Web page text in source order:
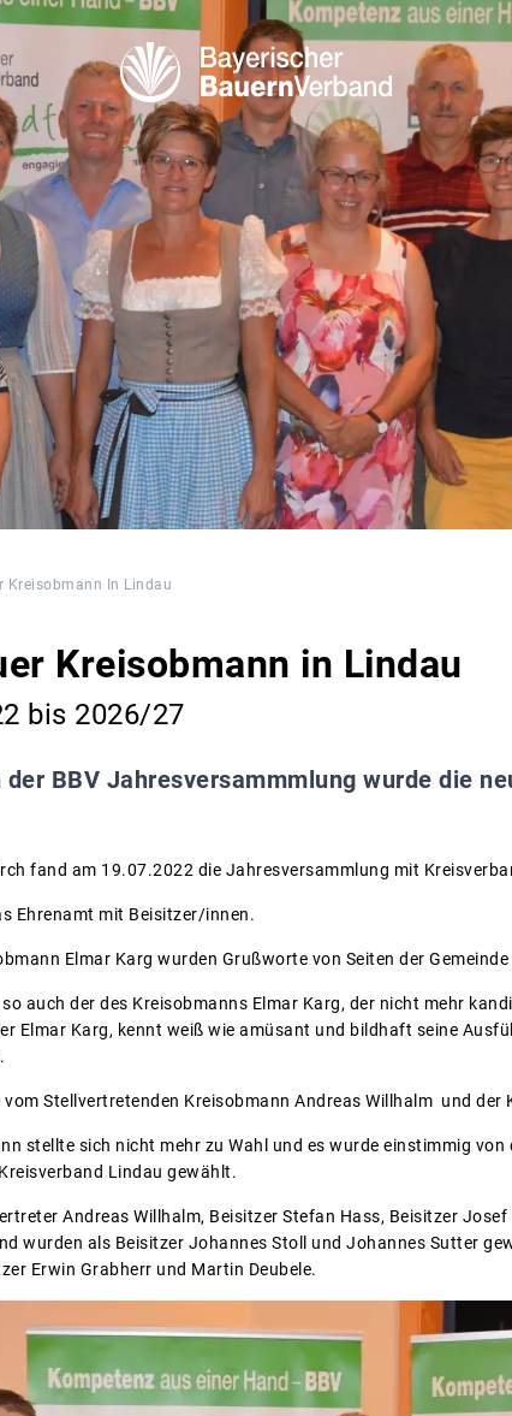
Kreisobmann In Lindau
Kreisobmann in Lindau
bis 2026/27
der BBV Jahresversammmlung wurde die
fand am 19.07.2022 die Jahresversammlung mit
Ehrenamt mit Beisitzer/innen.
Elmar Karg wurden Grußworte von Seiten der
auch der des Kreisobmanns Elmar Karg, der nicht mehr
Elmar Karg, kennt weiß wie amüsant und bildhaft seine
Stellvertretenden Kreisobmann Andreas Willhalm und der
stellte sich nicht mehr zu Wahl und es wurde einstimmig von
Lindau gewählt.
Andreas Willhalm, Beisitzer Stefan Hass, Beisitzer
wurden als Beisitzer Johannes Stoll und Johannes Sutter
Erwin Grabherr und Martin Deubele.